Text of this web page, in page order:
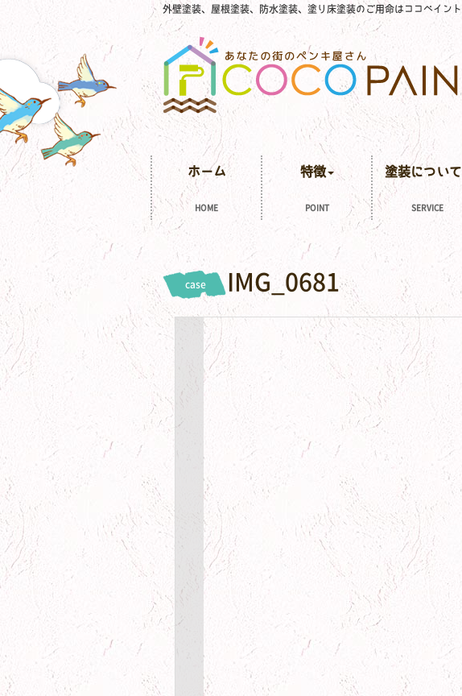
外壁塗装、屋根塗装、防水塗装、塗り床塗装のご用命はココペイント
HOME
ホーム
POINT
特徴
SERVICE
塗装について
case IMG_0681